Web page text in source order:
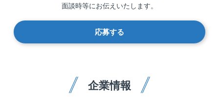
面談時等にお伝えいたします。
応募する
企業情報